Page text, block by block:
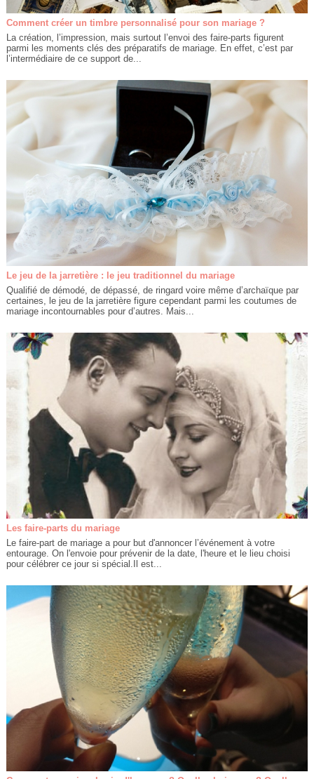
Comment créer un timbre personnalisé pour son mariage ?
La création, l’impression, mais surtout l’envoi des faire-parts figurent
parmi les moments clés des préparatifs de mariage. En effet, c’est par
l’intermédiaire de ce support de...
Le jeu de la jarretière : le jeu traditionnel du mariage
Qualifié de démodé, de dépassé, de ringard voire même d’archaïque par
certaines, le jeu de la jarretière figure cependant parmi les coutumes de
mariage incontournables pour d’autres. Mais...
Les faire-parts du mariage
Le faire-part de mariage a pour but d'annoncer l’événement à votre
entourage. On l'envoie pour prévenir de la date, l'heure et le lieu choisi
pour célébrer ce jour si spécial.Il est...